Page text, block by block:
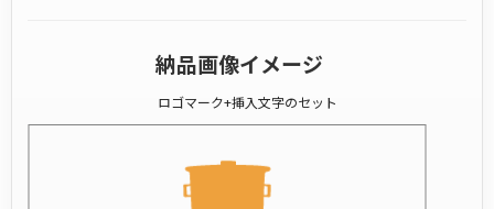
納品画像イメージ
ロゴマーク+挿入文字のセット